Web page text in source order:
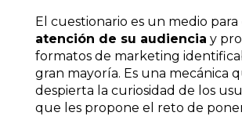
El cuestionario es un medio para
atención de su audiencia y
formatos de marketing
gran mayoría. Es una mecánica
despierta la curiosidad de los
que les propone el reto de